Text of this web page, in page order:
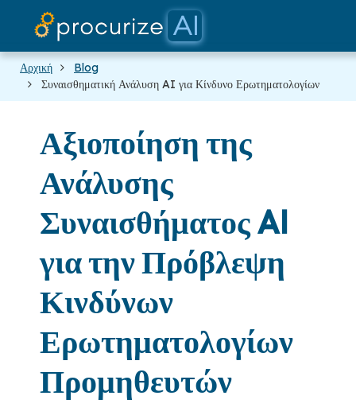
Αρχική
Blog
Συναισθηματική Ανάλυση AI για Κίνδυνο Ερωτηματολογίων
Αξιοποίηση της
Ανάλυσης
Συναισθήματος AI
για την Πρόβλεψη
Κινδύνων
Ερωτηματολογίων
Προμηθευτών